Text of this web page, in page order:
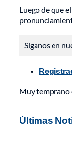
Luego de que
Síganos en
Muy temprano
Últimas